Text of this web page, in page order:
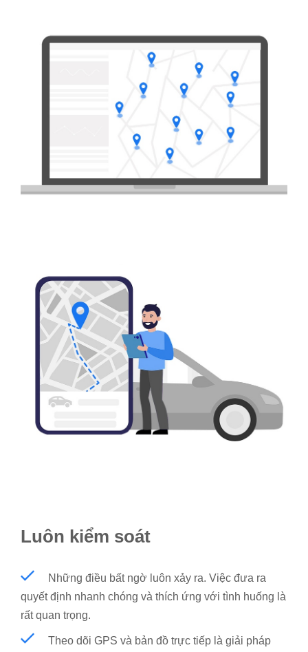
Luôn kiểm soát
Những điều bất ngờ luôn xảy ra. Việc đưa ra
quyết định nhanh chóng và thích ứng với tình huống là
rất quan trọng.
Theo dõi GPS và bản đồ trực tiếp là giải pháp